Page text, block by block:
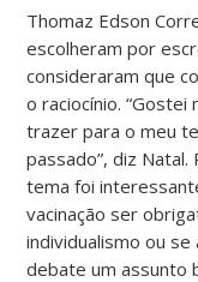
Thomaz Edson
escolheram por
consideraram que
o raciocínio.
trazer para o meu
passado”, diz Natal.
tema foi
vacinação ser
individualismo ou
debate um assunto